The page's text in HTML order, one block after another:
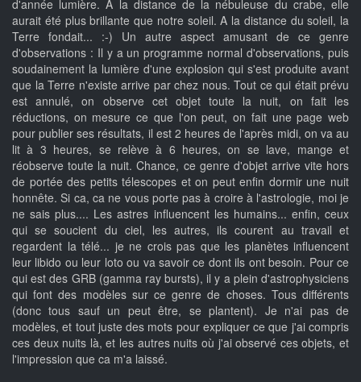
d'année lumière. A la distance de la nébuleuse du crabe, elle
aurait été plus brillante que notre soleil. A la distance du soleil, la
Terre fondait... :-) Un autre aspect amusant de ce genre
d'observations : Il y a un programme normal d'observations, puis
soudainement la lumière d'une explosion qui s'est produite avant
que la Terre n'existe arrive par chez nous. Tout ce qui était prévu
est annulé, on observe cet objet toute la nuit, on fait les
réductions, on mesure ce que l'on peut, on fait une page web
pour publier ses résultats, il est 2 heures de l'après midi, on va au
lit à 3 heures, se relève à 6 heures, on se lave, mange et
réobserve toute la nuit. Chance, ce genre d'objet arrive vite hors
de portée des petits télescopes et on peut enfin dormir une nuit
honnête. Si ca, ca ne vous porte pas à croire à l'astrologie, moi je
ne sais plus.... Les astres influencent les humains... enfin, ceux
qui se soucient du ciel, les autres, ils courent au travail et
regardent la télé... je ne crois pas que les planètes influencent
leur libido ou leur loto ou va savoir ce dont ils ont besoin. Pour ce
qui est des GRB (gamma ray bursts), il y a plein d'astrophysiciens
qui font des modèles sur ce genre de choses. Tous différents
(donc tous sauf un peut être, se plantent). Je n'ai pas de
modèles, et tout juste des mots pour expliquer ce que j'ai compris
ces deux nuits là, et les autres nuits où j'ai observé ces objets, et
l'impression que ca m'a laissé.